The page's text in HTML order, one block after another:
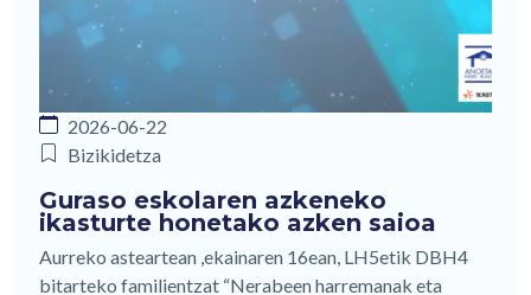
2026-06-22
Bizikidetza
Guraso eskolaren azkeneko
ikasturte honetako azken saioa
Aurreko asteartean ,ekainaren 16ean, LH5etik DBH4
bitarteko familientzat “Nerabeen harremanak eta